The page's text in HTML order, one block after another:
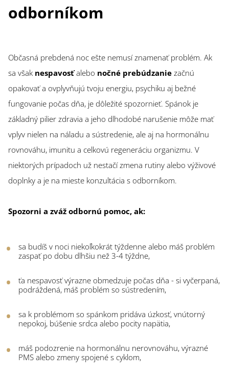
odborníkom
Občasná prebdená noc ešte nemusí znamenať problém. Ak
sa však nespavosťalebo nočné prebúdzanie začnú
opakovať a ovplyvňujú tvoju energiu, psychiku aj bežné
fungovanie počas dňa, je dôležité spozornieť. Spánok je
základný pilier zdravia a jeho dlhodobé narušenie môže mať
vplyv nielen na náladu a sústredenie, ale aj na hormonálnu
rovnováhu, imunitu a celkovú regeneráciu organizmu. V
niektorých prípadoch už nestačí zmena rutiny alebo výživové
doplnky a je na mieste konzultácia s odborníkom.
Spozorni a zváž odbornú pomoc, ak:
sa budíš v noci niekoľkokrát týždenne alebo máš problém
zaspať po dobu dlhšiu než 3-4 týždne,
ťa nespavosť výrazne obmedzuje počas dňa - si vyčerpaná,
podráždená, máš problém so sústredením,
sa k problémom so spánkom pridáva úzkosť, vnútorný
nepokoj, búšenie srdca alebo pocity napätia,
máš podozrenie na hormonálnu nerovnováhu, výrazné
PMS alebo zmeny spojené s cyklom,